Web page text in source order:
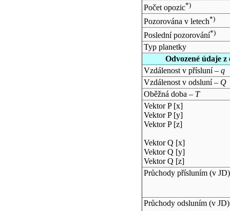
Počet opozic*)
Pozorována v letech*)
Poslední pozorování*)
Typ planetky
Odvozené údaje
Vzdálenost v přísluní – q
Vzdálenost v odsluní – Q
Oběžná doba – T
Vektor P [x]
Vektor P [y]
Vektor P [z]
Vektor Q [x]
Vektor Q [y]
Vektor Q [z]
Průchody přísluním (v JD)
Průchody odsluním (v JD)